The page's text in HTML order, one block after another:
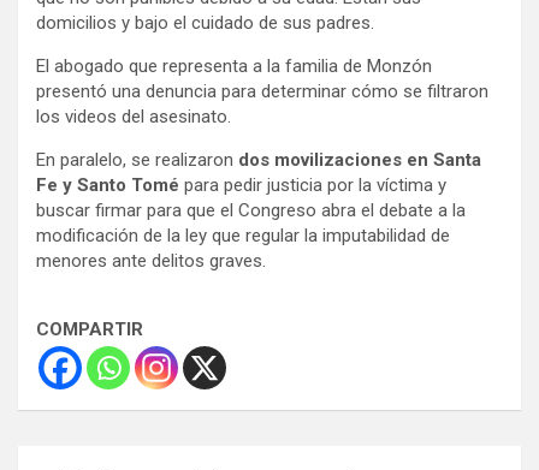
domicilios y bajo el cuidado de sus padres.
El abogado que representa a la familia de Monzón
presentó una denuncia para determinar cómo se filtraron
los videos del asesinato.
En paralelo, se realizaron dos movilizaciones en Santa
Fe y Santo Tomé para pedir justicia por la víctima y
buscar firmar para que el Congreso abra el debate a la
modificación de la ley que regular la imputabilidad de
menores ante delitos graves.
COMPARTIR